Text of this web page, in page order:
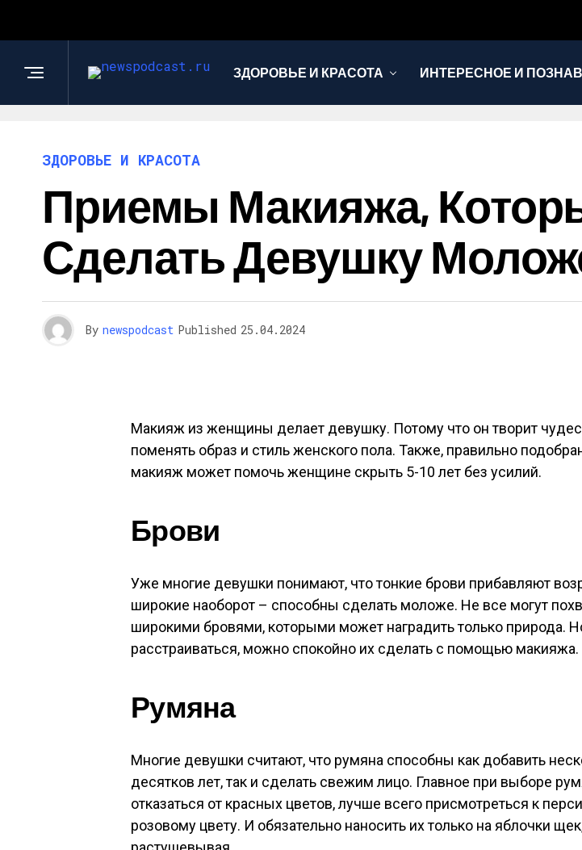
ЗДОРОВЬЕ И КРАСОТА ИНТЕРЕСНОЕ И
ЗДОРОВЬЕ И КРАСОТА
Приемы Макияжа,
Сделать Девушку
By newspodcast Published 25.04.2024
Макияж из женщины делает девушку. Потому что он творит
поменять образ и стиль женского пола. Также, правильно
макияж может помочь женщине скрыть 5-10 лет без усилий.
Брови
Уже многие девушки понимают, что тонкие брови прибавляют
широкие наоборот – способны сделать моложе. Не все могут
широкими бровями, которыми может наградить только природа.
расстраиваться, можно спокойно их сделать с помощью макияжа.
Румяна
Многие девушки считают, что румяна способны как добавить
десятков лет, так и сделать свежим лицо. Главное при выборе
отказаться от красных цветов, лучше всего присмотреться к
розовому цвету. И обязательно наносить их только на яблочки